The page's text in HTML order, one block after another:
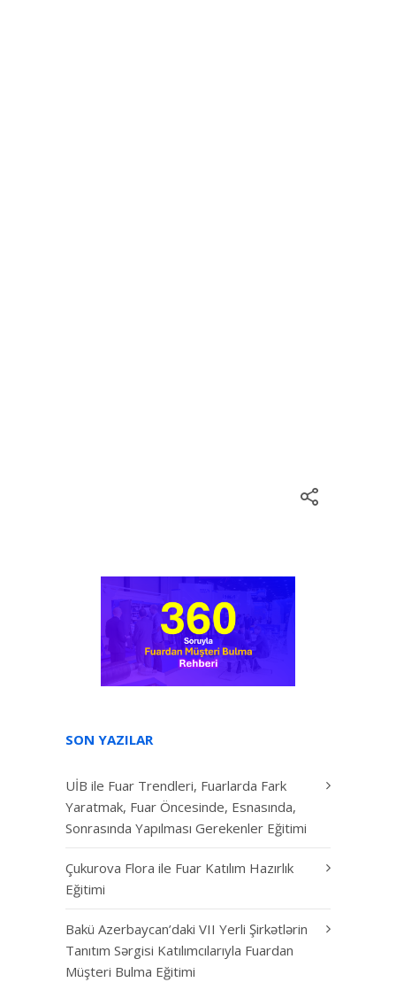
SON YAZILAR
UİB ile Fuar Trendleri, Fuarlarda Fark
Yaratmak, Fuar Öncesinde, Esnasında,
Sonrasında Yapılması Gerekenler Eğitimi
Çukurova Flora ile Fuar Katılım Hazırlık
Eğitimi
Bakü Azerbaycan’daki VII Yerli Şirkətlərin
Tanıtım Sərgisi Katılımcılarıyla Fuardan
Müşteri Bulma Eğitimi